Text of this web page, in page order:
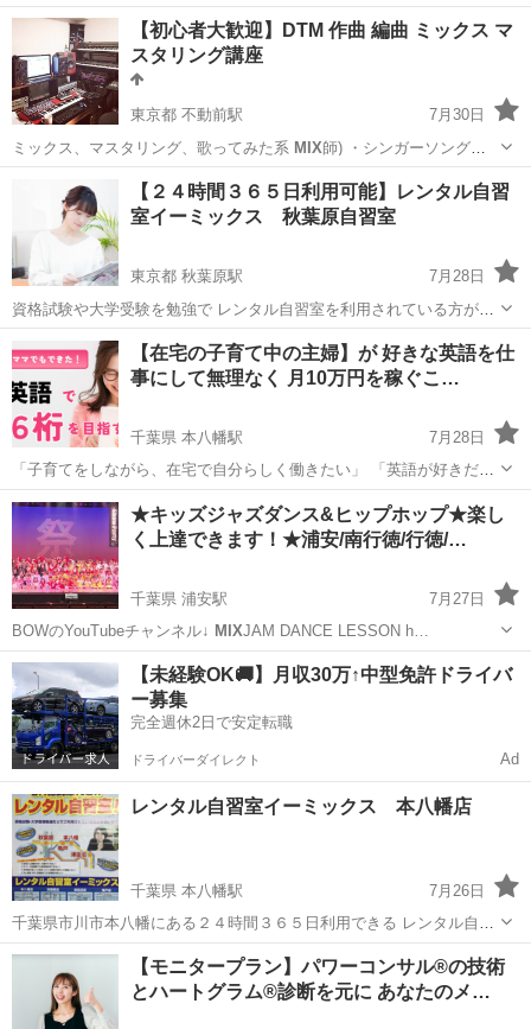
ープランのご案内】 創立２０年の信頼と実績 TOEICや英検にも効果
がある初心者専門校メソッドです。 あと１名になりました。 イーミッ
クスは...
千葉 市川市 英会話 コーチング
【初心者大歓迎】DTM 作曲 編曲 ミックス マ
スタリング講座
東京都 不動前駅
7月30日
ミックス、マスタリング、歌ってみた系 MIX師) ・シンガーソングラ
イター育成 …
不動前駅 シンガーソングライター
【２４時間３６５日利用可能】レンタル自習
室イーミックス 秋葉原自習室
東京都 秋葉原駅
7月28日
資格試験や大学受験を勉強で レンタル自習室を利用されている方が増
えております。 ２４時間ご利用いただけます。 最近では仕事や試験勉
強・受験勉強でも利用いただいております。 http://www.emi...
台東区 秋葉原駅 その他 料金
【在宅の子育て中の主婦】が 好きな英語を仕
事にして無理なく 月10万円を稼ぐこ…
千葉県 本八幡駅
7月28日
「子育てをしながら、在宅で自分らしく働きたい」 「英語が好きだけ
ど、仕事にする方法がわからない」 ——そんな主婦の方にぴったりの
【在宅英語ワーク講座】がスタートしました。 パワーコンサル英会話
２級 通学す...
千葉 市川市 本八幡駅 英語
★キッズジャズダンス&ヒップホップ★楽し
く上達できます！★浦安/南行徳/行徳/…
千葉県 浦安駅
7月27日
BOWのYouTubeチャンネル↓ MIXJAM DANCE LESSON h…
千葉 浦安市 浦安駅 ジャズダンス クラス
【未経験OK🚚】月収30万↑中型免許ドライバ
ー募集
完全週休2日で安定転職
ドライバーダイレクト Ad
レンタル自習室イーミックス 本八幡店
千葉県 本八幡駅
7月26日
千葉県市川市本八幡にある２４時間３６５日利用できる レンタル自習
室です。 皆様はこのようなことでお困りではありませんか？ ●カフ
ェやファミッレスなどでずっと勉強していると定員の目が気になる。
●図書...
千葉 市川市 本八幡駅 その他 場所
【モニタープラン】パワーコンサル®の技術
とハートグラム®診断を元に あなたのメ…